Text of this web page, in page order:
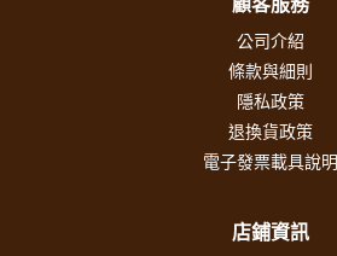
顧客服務
公司介紹
條款與細則
隱私政策
退換貨政策
電子發票載具說明
店鋪資訊